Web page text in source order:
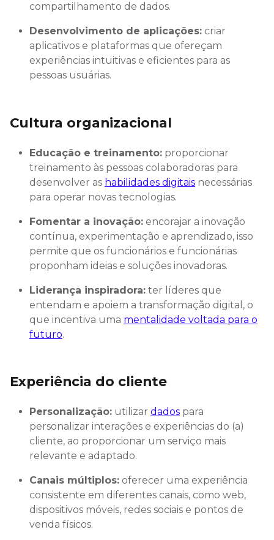
compartilhamento de dados.
Desenvolvimento de aplicações: criar
aplicativos e plataformas que ofereçam
experiências intuitivas e eficientes para as
pessoas usuárias.
Cultura organizacional
Educação e treinamento: proporcionar
treinamento às pessoas colaboradoras para
desenvolver as habilidades digitais necessárias
para operar novas tecnologias.
Fomentar a inovação: encorajar a inovação
contínua, experimentação e aprendizado, isso
permite que os funcionários e funcionárias
proponham ideias e soluções inovadoras.
Liderança inspiradora: ter líderes que
entendam e apoiem a transformação digital, o
que incentiva uma mentalidade voltada para o
futuro.
Experiência do cliente
Personalização: utilizar dados para
personalizar interações e experiências do (a)
cliente, ao proporcionar um serviço mais
relevante e adaptado.
Canais múltiplos: oferecer uma experiência
consistente em diferentes canais, como web,
dispositivos móveis, redes sociais e pontos de
venda físicos.